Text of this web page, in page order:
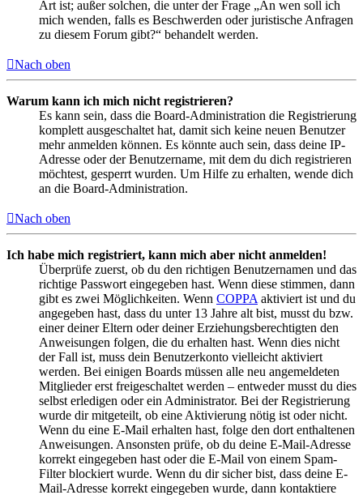
Art ist; außer solchen, die unter der Frage „An wen soll ich
mich wenden, falls es Beschwerden oder juristische Anfragen
zu diesem Forum gibt?“ behandelt werden.
Nach oben
Warum kann ich mich nicht registrieren?
Es kann sein, dass die Board-Administration die Registrierung
komplett ausgeschaltet hat, damit sich keine neuen Benutzer
mehr anmelden können. Es könnte auch sein, dass deine IP-
Adresse oder der Benutzername, mit dem du dich registrieren
möchtest, gesperrt wurden. Um Hilfe zu erhalten, wende dich
an die Board-Administration.
Nach oben
Ich habe mich registriert, kann mich aber nicht anmelden!
Überprüfe zuerst, ob du den richtigen Benutzernamen und das
richtige Passwort eingegeben hast. Wenn diese stimmen, dann
gibt es zwei Möglichkeiten. Wenn COPPA aktiviert ist und du
angegeben hast, dass du unter 13 Jahre alt bist, musst du bzw.
einer deiner Eltern oder deiner Erziehungsberechtigten den
Anweisungen folgen, die du erhalten hast. Wenn dies nicht
der Fall ist, muss dein Benutzerkonto vielleicht aktiviert
werden. Bei einigen Boards müssen alle neu angemeldeten
Mitglieder erst freigeschaltet werden – entweder musst du dies
selbst erledigen oder ein Administrator. Bei der Registrierung
wurde dir mitgeteilt, ob eine Aktivierung nötig ist oder nicht.
Wenn du eine E-Mail erhalten hast, folge den dort enthaltenen
Anweisungen. Ansonsten prüfe, ob du deine E-Mail-Adresse
korrekt eingegeben hast oder die E-Mail von einem Spam-
Filter blockiert wurde. Wenn du dir sicher bist, dass deine E-
Mail-Adresse korrekt eingegeben wurde, dann kontaktiere